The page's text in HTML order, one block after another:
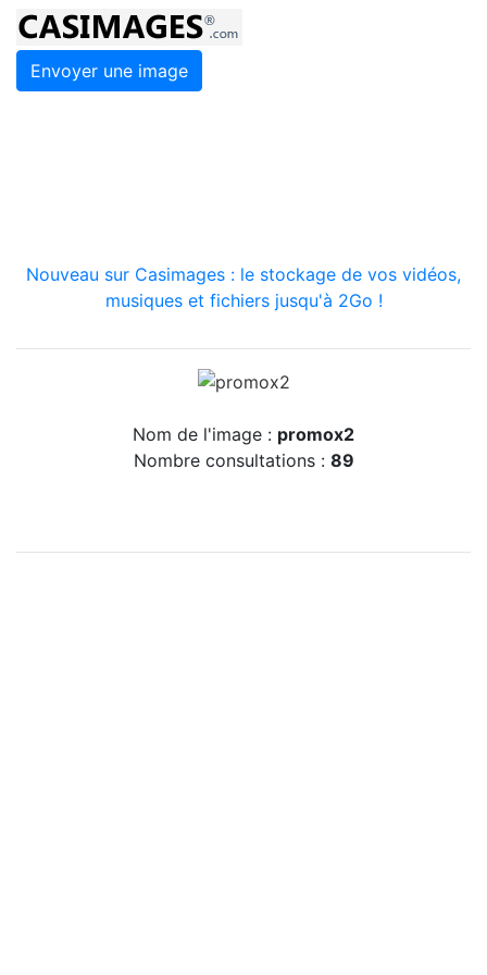
Envoyer une image
Nouveau sur Casimages : le stockage de vos vidéos,
musiques et fichiers jusqu'à 2Go !
Nom de l'image : promox2
Nombre consultations : 89